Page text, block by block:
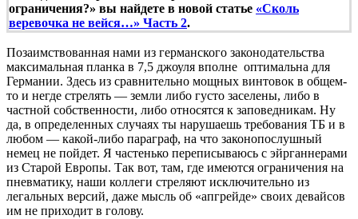
ограничения?» вы найдете в новой статье «Сколь
веревочка не вейся…» Часть 2.
Позаимствованная нами из германского законодательства
максимальная планка в 7,5 джоуля вполне оптимальна для
Германии. Здесь из сравнительно мощных винтовок в общем-
то и негде стрелять — земли либо густо заселены, либо в
частной собственности, либо относятся к заповедникам. Ну
да, в определенных случаях ты нарушаешь требования ТБ и в
любом — какой-либо параграф, на что законопослушный
немец не пойдет. Я частенько переписываюсь с эйрганнерами
из Старой Европы. Так вот, там, где имеются ограничения на
пневматику, наши коллеги стреляют исключительно из
легальных версий, даже мысль об «апгрейде» своих девайсов
им не приходит в голову.